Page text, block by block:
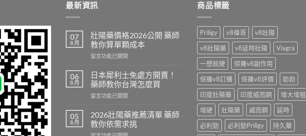
最新資訊
07
8 月
壯陽藥價格2026公開 藥師
教你算單顆成本
在
陽
藥
價
格
公
開
藥
留言功能已關閉
06
8 月
日本犀利士免處方開賣！
藥師教你台灣怎麼買
在
本
犀
利
留言功能已關閉
05
8 月
2026壯陽藥推薦清單 藥師
教你依需求挑
在
商品標籤
Priligy v8偉哥
v8壯陽
v8壯陽藥
v8延時壯陽
Viagra
一想就硬
保羅v8副作用
保羅v8訂購
保羅v8評價
助勃
印度壯陽藥
印度威而鋼
增大增粗
增硬
壯陽藥 威而鋼
延時
必利勁
必利勁Priligy
持久藥